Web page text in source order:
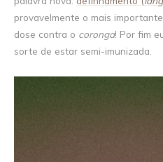
provavelmente o mais
dose contra o coronga! Por fim
sorte de estar semi-imunizada.